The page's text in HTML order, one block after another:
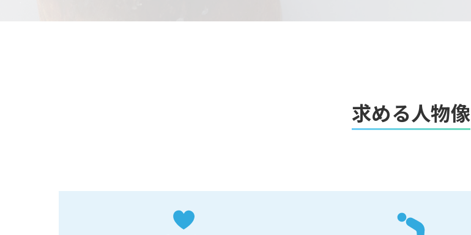
求める人物像